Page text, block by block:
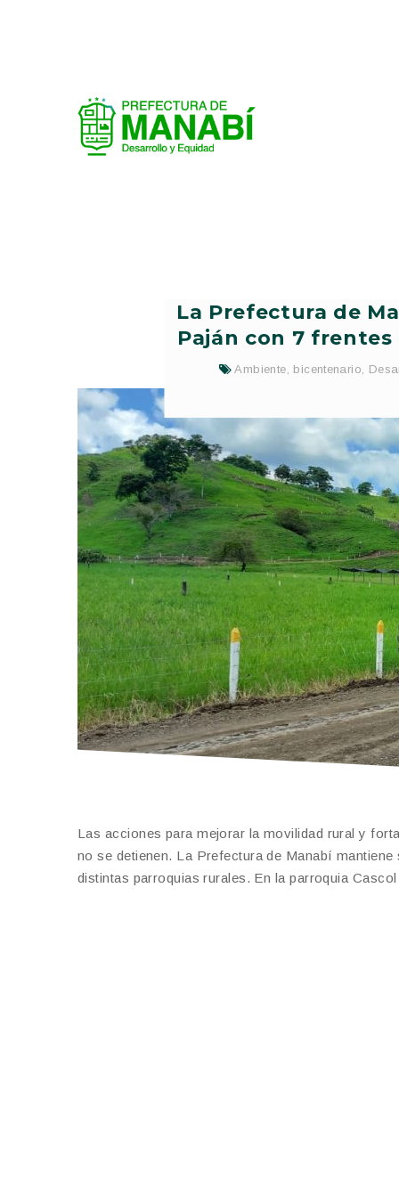
La Prefectura de
Paján con 7 frentes
Ambiente, bicentenario,
Las acciones para mejorar la movilidad rural y
no se detienen. La Prefectura de Manabí
distintas parroquias rurales. En la parroquia